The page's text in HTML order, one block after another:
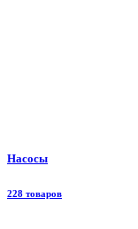
Насосы
228 товаров